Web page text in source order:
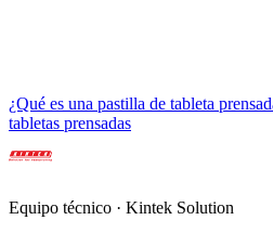
¿Qué es una pastilla de tableta
tabletas prensadas
Equipo técnico · Kintek Solution